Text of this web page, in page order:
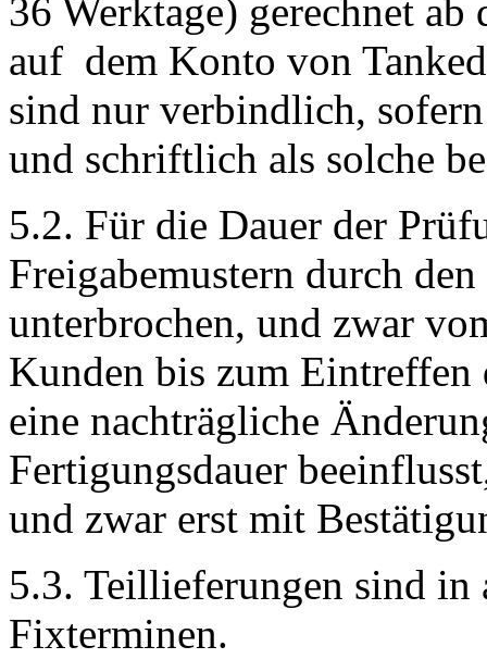
36 Werktage) gerechnet
auf dem Konto von
sind nur verbindlich,
und schriftlich als solche
5.2. Für die Dauer der
Freigabemustern durch
unterbrochen, und zwar
Kunden bis zum Eintreffen
eine nachträgliche
Fertigungsdauer
und zwar erst mit
5.3. Teillieferungen sind in
Fixterminen.